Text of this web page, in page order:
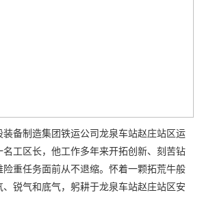
备制造集团铁运公司龙泉车站赵庄站区运
工区长，他工作多年来开拓创新、刻苦钻
重任务面前从不退缩。怀着一颗拓荒牛般
锐气和底气，躬耕于龙泉车站赵庄站区安